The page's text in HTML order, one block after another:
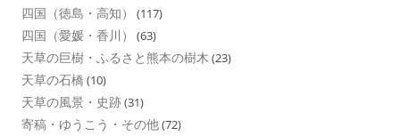
四国（徳島・高知） (117)
四国（愛媛・香川） (63)
天草の巨樹・ふるさと熊本の樹木 (23)
天草の石橋 (10)
天草の風景・史跡(31)
寄稿・ゆうこう・その他(72)